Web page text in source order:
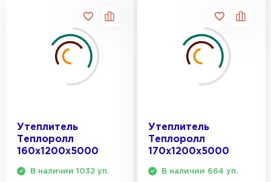
Утеплитель
Теплоролл
160х1200х5000
В наличии 1032 уп.
Утеплитель
Теплоролл
170х1200х5000
В наличии 664 уп.